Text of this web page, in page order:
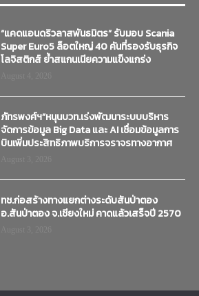
“แคดแอนดริวลาสพันธมิตร” รับมอบ Scania
Super Euro5 ล็อตใหญ่ 40 คันที่รองรับธุรกิจ
โลจิสติกส์ ย้ำสแกนเนียความแข็งแกร่ง
ภัทรพงศ์ฯ”หนุนบวท.เร่งพัฒนาระบบบริหาร
จัดการข้อมูล Big Data และ AI เชื่อมข้อมูลการ
บินเพิ่มประสิทธิภาพบริการจราจรทางอากาศ
ทช.ก่อสร้างทางแยกต่างระดับสันป่าตอง
อ.สันป่าตอง จ.เชียงใหม่ คาดแล้วเสร็จปี 2570